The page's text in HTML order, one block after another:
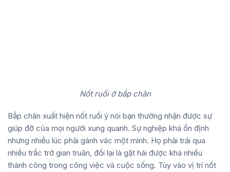
Nốt ruồi ở bắp chân
Bắp chân xuất hiện nốt ruồi ý nói bạn thường nhận được sự
giúp đỡ của mọi người xung quanh. Sự nghiệp khá ổn định
nhưng nhiều lúc phải gánh vác một mình. Họ phải trải qua
nhiều trắc trở gian truân, đổi lại là gặt hái được khá nhiều
thành công trong công việc và cuộc sống. Tùy vào vị trí nốt